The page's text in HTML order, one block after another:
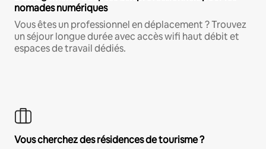
nomades numériques
Vous êtes un professionnel en déplacement ? Trouvez
un séjour longue durée avec accès wifi haut débit et
espaces de travail dédiés.
Vous cherchez des résidences de tourisme ?